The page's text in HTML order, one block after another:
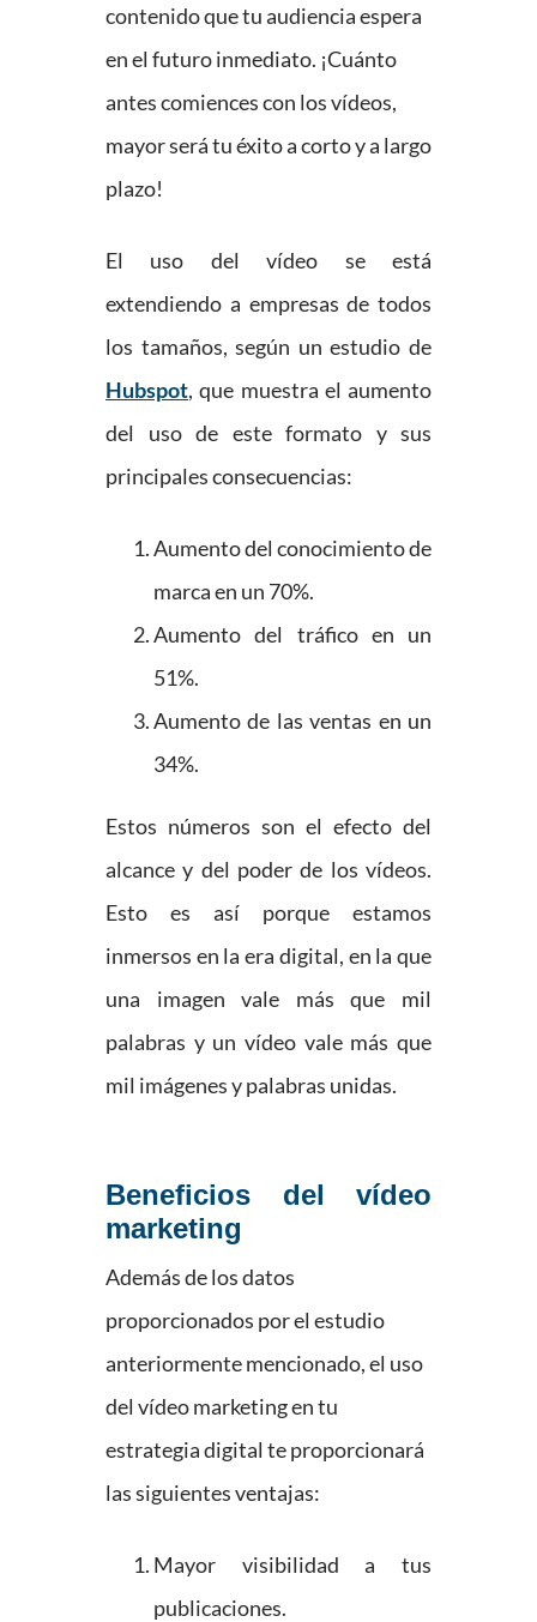
contenido que tu audiencia espera
en el futuro inmediato. ¡Cuánto
antes comiences con los vídeos,
mayor será tu éxito a corto y a largo
plazo!
El uso del vídeo se está
extendiendo a empresas de todos
los tamaños, según un estudio de
Hubspot, que muestra el aumento
del uso de este formato y sus
principales consecuencias:
Aumento del conocimiento de
marca en un 70%.
Aumento del tráfico en un
51%.
Aumento de las ventas en un
34%.
Estos números son el efecto del
alcance y del poder de los vídeos.
Esto es así porque estamos
inmersos en la era digital, en la que
una imagen vale más que mil
palabras y un vídeo vale más que
mil imágenes y palabras unidas.
Beneficios del vídeo
marketing
Además de los datos
proporcionados por el estudio
anteriormente mencionado, el uso
del vídeo marketing en tu
estrategia digital te proporcionará
las siguientes ventajas:
Mayor visibilidad a tus
publicaciones.